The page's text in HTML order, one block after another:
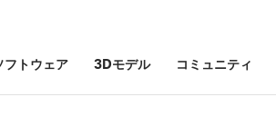
フトウェア 3Dモデル コミュニティ